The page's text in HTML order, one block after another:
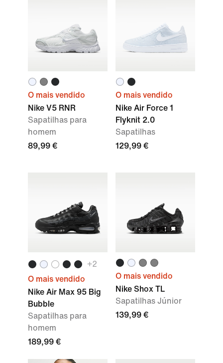
O mais vendido
Nike V5 RNR
Sapatilhas para
homem
89,99 €
O mais vendido
Nike Air Force 1
Flyknit 2.0
Sapatilhas
129,99 €
+2
O mais vendido
Nike Air Max 95 Big
Bubble
Sapatilhas para
homem
189,99 €
O mais vendido
Nike Shox TL
Sapatilhas Júnior
139,99 €